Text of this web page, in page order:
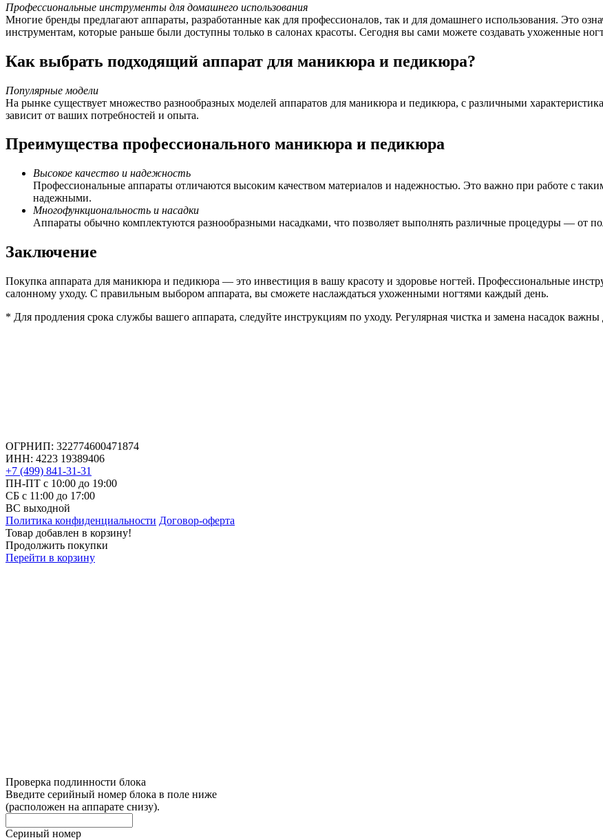
Профессиональные инструменты для домашнего использования
Многие бренды предлагают аппараты, разработанные как для профессионалов, так и для домашнего использования. Это
инструментам, которые раньше были доступны только в салонах красоты. Сегодня вы сами можете создавать ухоженные
Как выбрать подходящий аппарат для маникюра и педикюра?
Популярные модели
На рынке существует множество разнообразных моделей аппаратов для маникюра и педикюра, с различными
зависит от ваших потребностей и опыта.
Преимущества профессионального маникюра и педикюра
Высокое качество и надежность
Профессиональные аппараты отличаются высоким качеством материалов и надежностью. Это важно при работе с
надежными.
Многофункциональность и насадки
Аппараты обычно комплектуются разнообразными насадками, что позволяет выполнять различные процедуры — от
Заключение
Покупка аппарата для маникюра и педикюра — это инвестиция в вашу красоту и здоровье ногтей. Профессиональные
салонному уходу. С правильным выбором аппарата, вы сможете наслаждаться ухоженными ногтями каждый день.
* Для продления срока службы вашего аппарата, следуйте инструкциям по уходу. Регулярная чистка и замена насадок
ОГРНИП: 322774600471874
ИНН: 4223 19389406
+7 (499) 841-31-31
ПН-ПТ с 10:00 до 19:00
СБ c 11:00 до 17:00
ВС выходной
Политика конфиденциальности Договор-оферта
Товар добавлен в корзину!
Продолжить покупки
Перейти в корзину
Проверка подлинности блока
Введите серийный номер блока в поле ниже
(расположен на аппарате снизу).
Сериный номер